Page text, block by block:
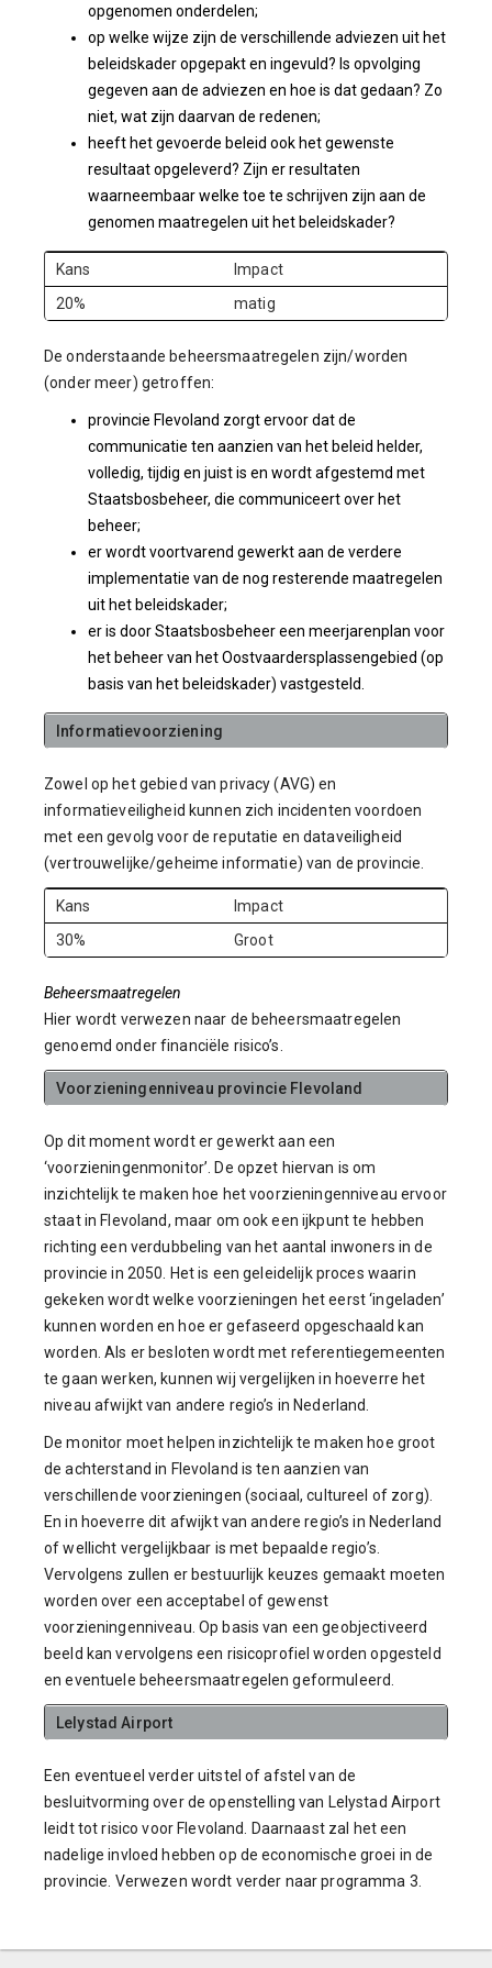
opgenomen onderdelen;
op welke wijze zijn de verschillende adviezen uit het
beleidskader opgepakt en ingevuld? Is opvolging
gegeven aan de adviezen en hoe is dat gedaan? Zo
niet, wat zijn daarvan de redenen;
heeft het gevoerde beleid ook het gewenste
resultaat opgeleverd? Zijn er resultaten
waarneembaar welke toe te schrijven zijn aan de
genomen maatregelen uit het beleidskader?
Kans
Impact
20%
matig
De onderstaande beheersmaatregelen zijn/worden
(onder meer) getroffen:
provincie Flevoland zorgt ervoor dat de
communicatie ten aanzien van het beleid helder,
volledig, tijdig en juist is en wordt afgestemd met
Staatsbosbeheer, die communiceert over het
beheer;
er wordt voortvarend gewerkt aan de verdere
implementatie van de nog resterende maatregelen
uit het beleidskader;
er is door Staatsbosbeheer een meerjarenplan voor
het beheer van het Oostvaardersplassengebied (op
basis van het beleidskader) vastgesteld.
Informatievoorziening
Zowel op het gebied van privacy (AVG) en
informatieveiligheid kunnen zich incidenten voordoen
met een gevolg voor de reputatie en dataveiligheid
(vertrouwelijke/geheime informatie) van de provincie.
Kans
Impact
30%
Groot
Beheersmaatregelen
Hier wordt verwezen naar de beheersmaatregelen
genoemd onder financiële risico’s.
Voorzieningenniveau provincie Flevoland
Op dit moment wordt er gewerkt aan een
‘voorzieningenmonitor’. De opzet hiervan is om
inzichtelijk te maken hoe het voorzieningenniveau ervoor
staat in Flevoland, maar om ook een ijkpunt te hebben
richting een verdubbeling van het aantal inwoners in de
provincie in 2050. Het is een geleidelijk proces waarin
gekeken wordt welke voorzieningen het eerst ‘ingeladen’
kunnen worden en hoe er gefaseerd opgeschaald kan
worden. Als er besloten wordt met referentiegemeenten
te gaan werken, kunnen wij vergelijken in hoeverre het
niveau afwijkt van andere regio’s in Nederland.
De monitor moet helpen inzichtelijk te maken hoe groot
de achterstand in Flevoland is ten aanzien van
verschillende voorzieningen (sociaal, cultureel of zorg).
En in hoeverre dit afwijkt van andere regio’s in Nederland
of wellicht vergelijkbaar is met bepaalde regio’s.
Vervolgens zullen er bestuurlijk keuzes gemaakt moeten
worden over een acceptabel of gewenst
voorzieningenniveau. Op basis van een geobjectiveerd
beeld kan vervolgens een risicoprofiel worden opgesteld
en eventuele beheersmaatregelen geformuleerd.
Lelystad Airport
Een eventueel verder uitstel of afstel van de
besluitvorming over de openstelling van Lelystad Airport
leidt tot risico voor Flevoland. Daarnaast zal het een
nadelige invloed hebben op de economische groei in de
provincie. Verwezen wordt verder naar programma 3.